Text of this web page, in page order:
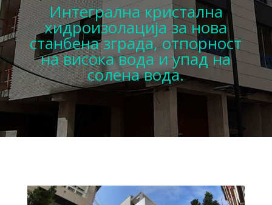
Интегрална кристална
хидроизолација за нова
станбена зграда, отпорност
на висока вода и упад на
солена вода.